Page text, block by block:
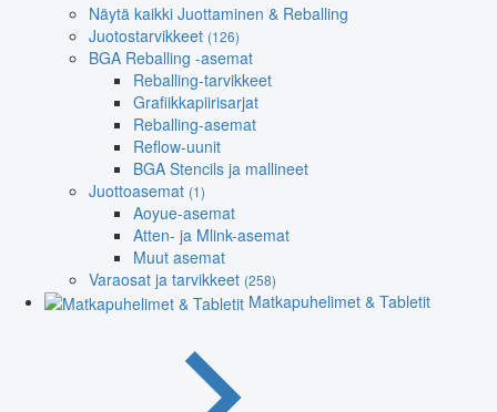
Näytä kaikki Juottaminen & Reballing
Juotostarvikkeet (126)
BGA Reballing -asemat
Reballing-tarvikkeet
Grafiikkapiirisarjat
Reballing-asemat
Reflow-uunit
BGA Stencils ja mallineet
Juottoasemat (1)
Aoyue-asemat
Atten- ja Mlink-asemat
Muut asemat
Varaosat ja tarvikkeet (258)
Matkapuhelimet & Tabletit